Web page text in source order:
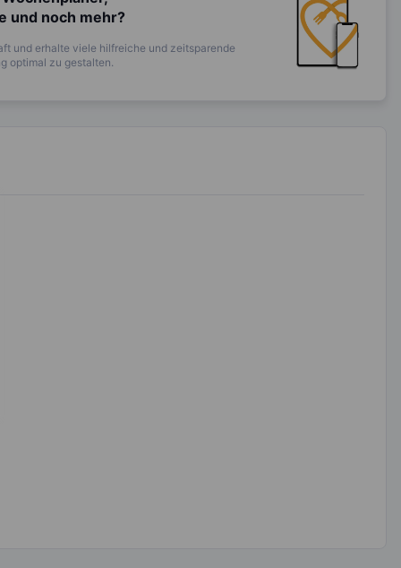
und noch mehr?
und erhalte viele hilfreiche und zeitsparende
optimal zu gestalten.